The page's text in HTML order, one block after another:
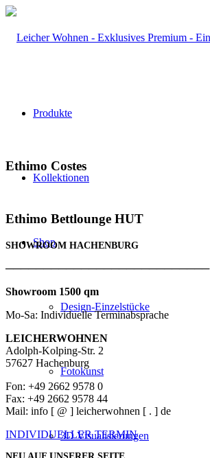
Produkte
Kollektionen
Shop
Design-Einzelstücke
Fotokunst
3D Visualisierungen
Ethimo Costes
Ethimo Bettlounge HUT
SHOWROOM HACHENBURG
───────────────────────────
Showroom 1500 qm
Mo-Sa: Individuelle Terminabsprache
LEICHERWOHNEN
Adolph-Kolping-Str. 2
57627 Hachenburg
Fon: +49 2662 9578 0
Fax: +49 2662 9578 44
Mail: info [ @ ] leicherwohnen [ . ] de
INDIVIDUELLER TERMIN